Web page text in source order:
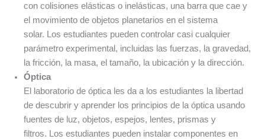
con colisiones elásticas o inelásticas, una barra que cae y
el movimiento de objetos planetarios en el sistema
solar. Los estudiantes pueden controlar casi cualquier
parámetro experimental, incluidas las fuerzas, la gravedad,
la fricción, la masa, el tamaño, la ubicación y la dirección.
Óptica
El laboratorio de óptica les da a los estudiantes la libertad
de descubrir y aprender los principios de la óptica usando
fuentes de luz, objetos, espejos, lentes, prismas y
filtros. Los estudiantes pueden instalar componentes en